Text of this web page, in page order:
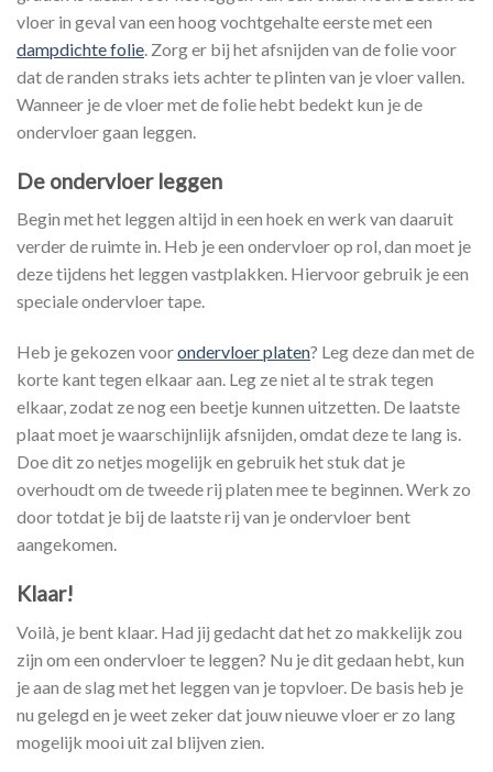
vloer in geval van een hoog vochtgehalte eerste met een
dampdichte folie. Zorg er bij het afsnijden van de folie voor
dat de randen straks iets achter te plinten van je vloer vallen.
Wanneer je de vloer met de folie hebt bedekt kun je de
ondervloer gaan leggen.
De ondervloer leggen
Begin met het leggen altijd in een hoek en werk van daaruit
verder de ruimte in. Heb je een ondervloer op rol, dan moet je
deze tijdens het leggen vastplakken. Hiervoor gebruik je een
speciale ondervloer tape.
Heb je gekozen voorondervloer platen? Leg deze dan met de
korte kant tegen elkaar aan. Leg ze niet al te strak tegen
elkaar, zodat ze nog een beetje kunnen uitzetten. De laatste
plaat moet je waarschijnlijk afsnijden, omdat deze te lang is.
Doe dit zo netjes mogelijk en gebruik het stuk dat je
overhoudt om de tweede rij platen mee te beginnen. Werk zo
door totdat je bij de laatste rij van je ondervloer bent
aangekomen.
Klaar!
Voilà, je bent klaar. Had jij gedacht dat het zo makkelijk zou
zijn om een ondervloer te leggen? Nu je dit gedaan hebt, kun
je aan de slag met het leggen van je topvloer. De basis heb je
nu gelegd en je weet zeker dat jouw nieuwe vloer er zo lang
mogelijk mooi uit zal blijven zien.